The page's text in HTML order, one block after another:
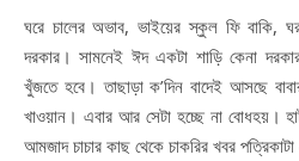
ঘরে চালের অভাব, ভাইয়ের স্কুল ফি বাকি,
দরকার। সামনেই ঈদ একটা শাড়ি কেনা
খুঁজতে হবে। তাছাড়া ক’দিন বাদেই আসছে
খাওয়ান। এবার আর সেটা হচ্ছে না বোধহয়।
আমজাদ চাচার কাছ থেকে চাকরির খবর